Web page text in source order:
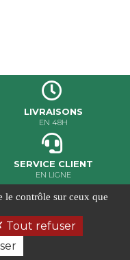
LIVRAISONS
EN 48H
SERVICE CLIENT
EN LIGNE
réservés
Gestion des cookies
& réalisation
le contrôle sur ceux que
Tout refuser